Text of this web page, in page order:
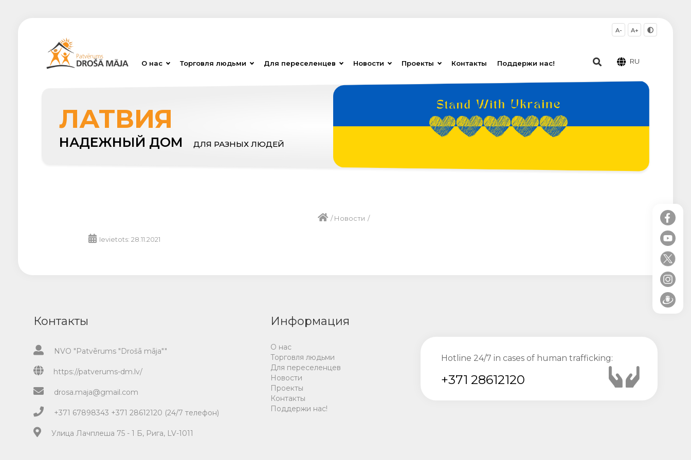
О нас Торговля людьми Для переселенцев Новости Проекты Контакты Поддержи нас!
A- A+
RU
ЛАТВИЯ
НАДЕЖНЫЙ ДОМ ДЛЯ РАЗНЫХ ЛЮДЕЙ
/Новости /
Ievietots: 28.11.2021
Контакты
NVO "Patvērums "Drošā māja""
https://patverums-dm.lv/
drosa.maja@gmail.com
+371 67898343 +371 28612120 (24/7 телефон)
Улица Лачплеша 75 - 1 Б, Рига, LV-1011
Информация
О нас
Торговля людьми
Для переселенцев
Новости
Проекты
Контакты
Поддержи нас!
Hotline 24/7 in cases of human trafficking:
+371 28612120